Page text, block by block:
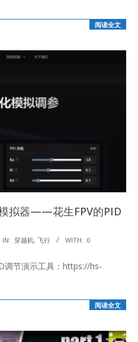
阅读全文
拟器——花生FPV的PID
IN: 穿越机, 飞行 WITH: 0
调节演示工具：https://hs-
阅读全文